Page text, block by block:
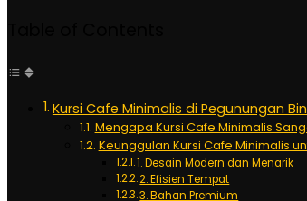
Kursi Cafe Minimalis di Pegunungan
Mengapa Kursi Cafe Minimalis
Keunggulan Kursi Cafe Minimalis
1. Desain Modern dan Menarik
2. Efisien Tempat
3. Bahan Premium